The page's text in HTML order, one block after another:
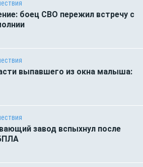
боец СВО пережил встречу с
выпавшего из окна малыша:
завод вспыхнул после